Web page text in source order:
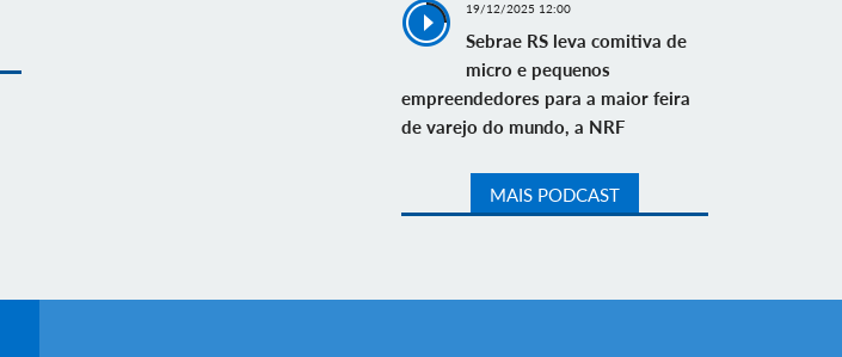
19/12/2025 12:00
Sebrae RS leva comitiva de
micro e pequenos
empreendedores para a maior feira
de varejo do mundo, a NRF
MAIS PODCAST